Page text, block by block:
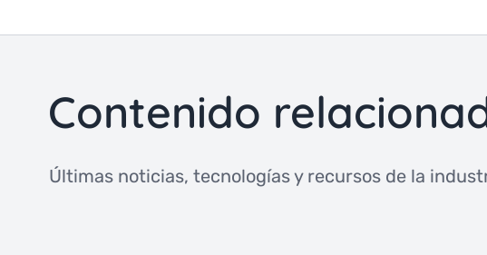
Contenido
Últimas noticias, tecnologías y recursos de la